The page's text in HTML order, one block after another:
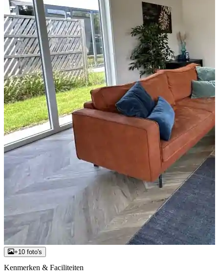
+10 foto's
Kenmerken & Faciliteiten